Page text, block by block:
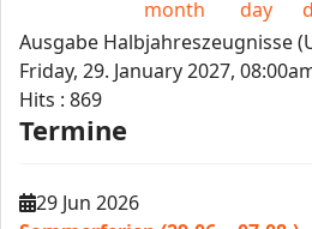
Ausgabe Halbjahreszeugnisse
Friday, 29. January 2027,
Hits : 869
Termine
29 Jun 2026